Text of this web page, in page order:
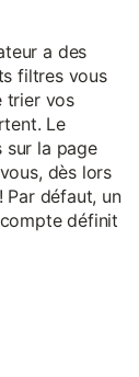
a des
filtres vous
trier vos
Le
sur la page
dès lors
Par défaut, un
définit